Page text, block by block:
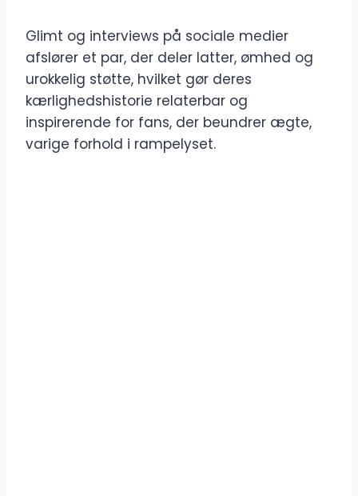
Glimt og interviews på sociale medier
afslører et par, der deler latter, ømhed og
urokkelig støtte, hvilket gør deres
kærlighedshistorie relaterbar og
inspirerende for fans, der beundrer ægte,
varige forhold i rampelyset.